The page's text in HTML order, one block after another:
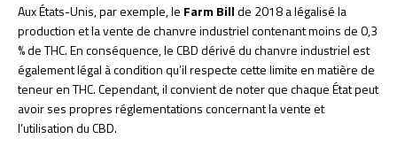
Aux États-Unis, par exemple, le Farm Billde 2018 a légalisé la
production et la vente de chanvre industriel contenant moins de 0,3
% de THC. En conséquence, le CBD dérivé du chanvre industriel est
également légal à condition qu’il respecte cette limite en matière de
teneur en THC. Cependant, il convient de noter que chaque État peut
avoir ses propres réglementations concernant la vente et
l’utilisation du CBD.